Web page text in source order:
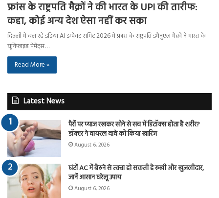
फ्रांस के राष्ट्रपति मैक्रों ने की भारत के UPI की तारीफ:
कहा, कोई अन्य देश ऐसा नहीं कर सका
दिल्ली में चल रहे इंडिया AI इम्पैक्ट समिट 2026 में फ्रांस के राष्ट्रपति इमैनुएल मैक्रों ने भारत के
यूनिफाइड पेमेंट्स…
Read More »
Latest News
पैरों पर प्याज रखकर सोने से सच में डिटॉक्स होता है शरीर?
डॉक्टर ने वायरल दावे को किया खारिज
August 6, 2026
घंटों AC में बैठने से त्वचा हो सकती है रूखी और खुजलीदार,
जानें आसान घरेलू उपाय
August 6, 2026